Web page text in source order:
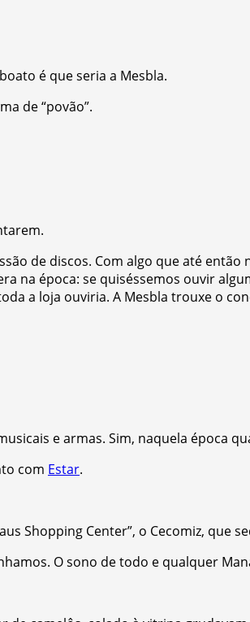
é que seria a Mesbla.
de “povão”.
de discos. Com algo que até
na época: se quiséssemos ouvir
a loja ouviria. A Mesbla trouxe o
e armas. Sim, naquela época
com Estar.
Shopping Center”, o Cecomiz, que
O sono de todo e qualquer